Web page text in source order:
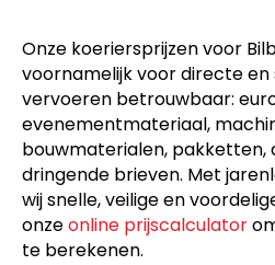
Onze koeriersprijzen voor
voornamelijk voor directe en
vervoeren betrouwbaar:
evenementmateriaal,
bouwmaterialen, pakketten,
dringende brieven. Met
wij snelle, veilige en
onzeonline prijscalculator
te berekenen.